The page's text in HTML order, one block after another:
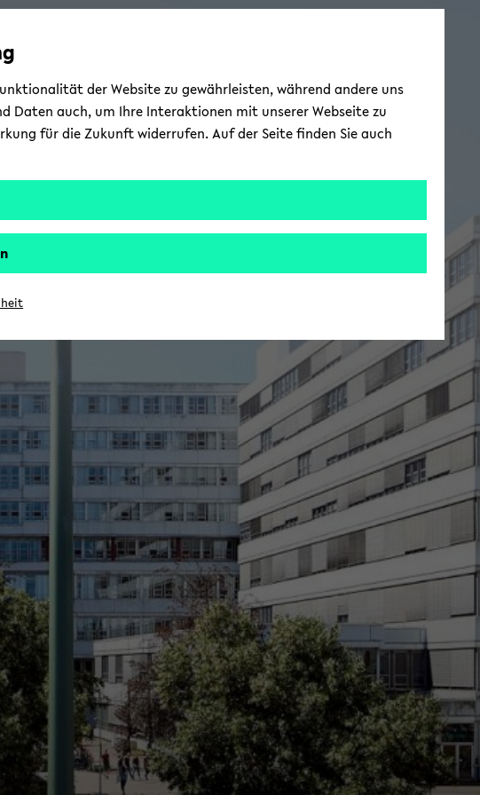
der Website zu gewährleisten, während andere uns
Daten auch, um Ihre Interaktionen mit unserer Webseite zu
für die Zukunft widerrufen. Auf der Seite finden Sie auch